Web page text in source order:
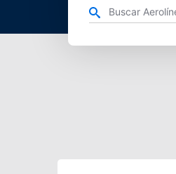
Refina tu búsqueda